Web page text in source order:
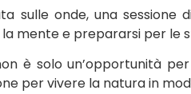
sulle onde, una
mente e prepararsi per le
è solo un’opportunità
per vivere la natura in